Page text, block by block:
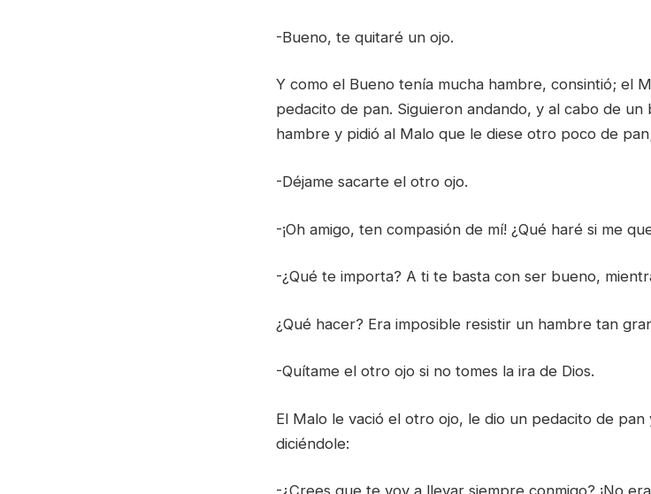
-Bueno, te quitaré un ojo.
Y como el Bueno tenía mucha hambre, consintió; el
pedacito de pan. Siguieron andando, y al cabo de
hambre y pidió al Malo que le diese otro poco de
-Déjame sacarte el otro ojo.
-¡Oh amigo, ten compasión de mí! ¿Qué haré si me
-¿Qué te importa? A ti te basta con ser bueno,
¿Qué hacer? Era imposible resistir un hambre tan
-Quítame el otro ojo si no tomes la ira de Dios.
El Malo le vació el otro ojo, le dio un pedacito de
diciéndole: